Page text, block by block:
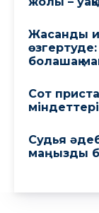
Жасанды
болашақ
Сот
міндеттері
Судья
маңызды